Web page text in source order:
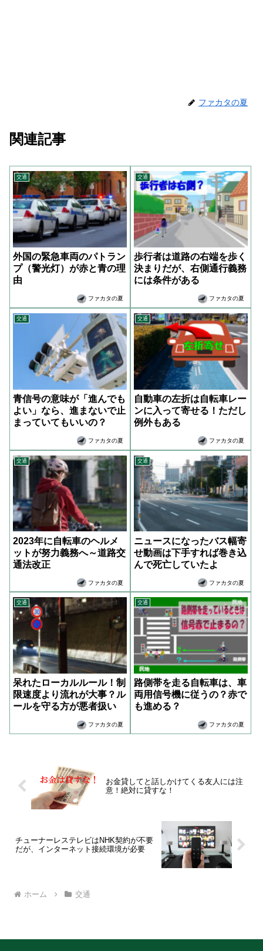
ファカタの夏
関連記事
交通
外国の緊急車両のパトラン
プ（警光灯）が赤と青の理
由
ファカタの夏
交通
歩行者は道路の右端を歩く
決まりだが、右側通行義務
には条件がある
ファカタの夏
交通
青信号の意味が「進んでも
よい」なら、進まないで止
まっていてもいいの？
ファカタの夏
交通
自動車の左折は自転車レー
ンに入って寄せる！ただし
例外もある
ファカタの夏
交通
2023年に自転車のヘルメ
ットが努力義務へ～道路交
通法改正
ファカタの夏
交通
ニュースになったバス幅寄
せ動画は下手すれば巻き込
んで死亡していたよ
ファカタの夏
交通
呆れたローカルルール！制
限速度より流れが大事？ル
ールを守る方が悪者扱い
ファカタの夏
交通
路側帯を走る自転車は、車
両用信号機に従うの？赤で
も進める？
ファカタの夏
お金貸してと話しかけてくる友人には注
意！絶対に貸すな！
チューナーレステレビはNHK契約が不要
だが、インターネット接続環境が必要
ホーム 交通